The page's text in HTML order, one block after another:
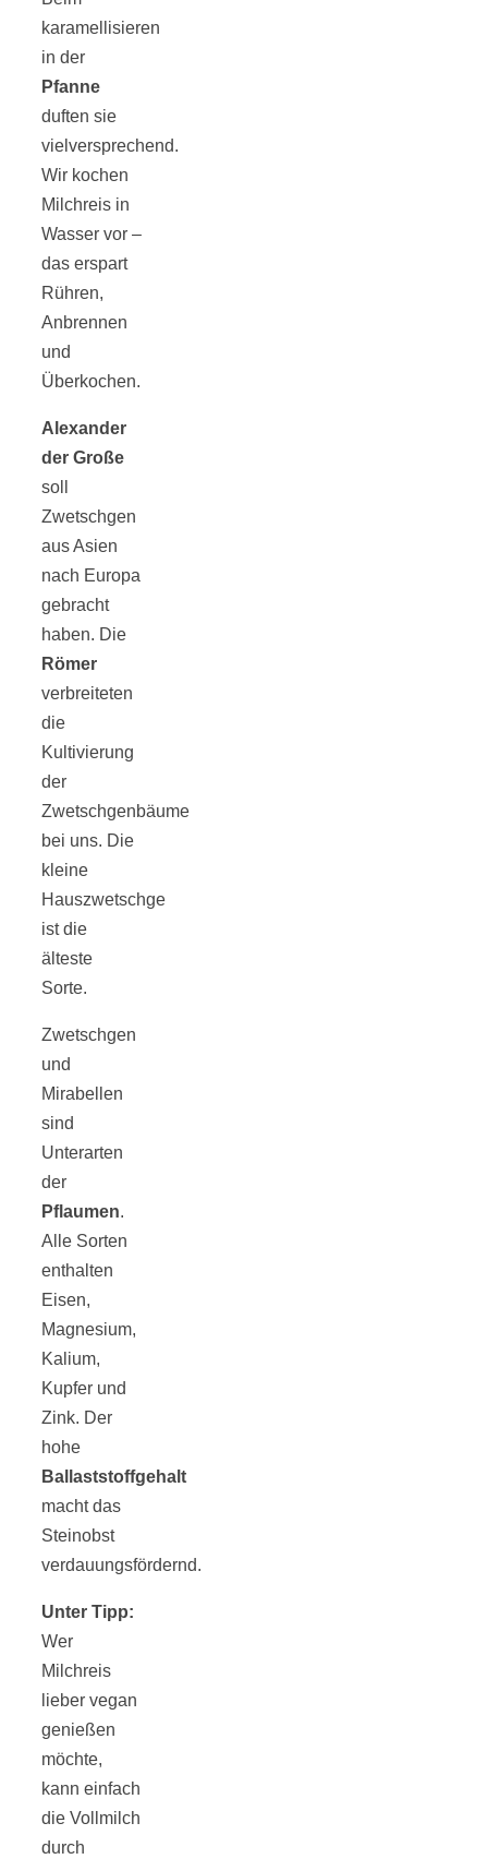
karamellisieren
in der
Pfanne
duften sie
vielversprechend.
Wir kochen
Milchreis in
Wasser vor –
das erspart
Rühren,
Anbrennen
und
Überkochen.
Alexander
der Große
soll
Zwetschgen
aus Asien
nach Europa
gebracht
haben. Die
Römer
verbreiteten
die
Kultivierung
der
Zwetschgenbäume
bei uns. Die
kleine
Hauszwetschge
ist die
älteste
Sorte.
Zwetschgen
und
Mirabellen
sind
Unterarten
der
Pflaumen.
Alle Sorten
enthalten
Eisen,
Magnesium,
Kalium,
Kupfer und
Zink. Der
hohe
Ballaststoffgehalt
macht das
Steinobst
verdauungsfördernd.
Unter Tipp:
Wer
Milchreis
lieber vegan
genießen
möchte,
kann einfach
die Vollmilch
durch